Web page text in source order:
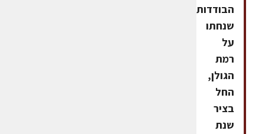
הבודדות
שנחתו
על
רמת
הגולן,
החל
בציר
שנת